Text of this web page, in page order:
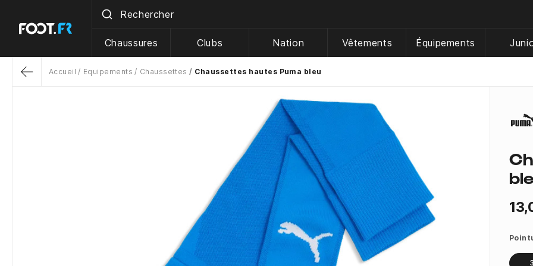
Chaussures Clubs Nation Vêtements Équipements
Accueil Equipements Chaussettes Chaussettes hautes Puma bleu